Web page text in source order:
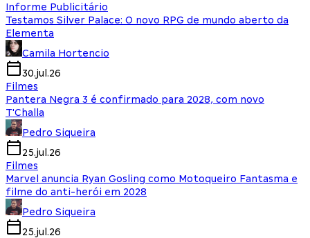
Informe Publicitário
Testamos Silver Palace: O novo RPG de mundo aberto da
Elementa
Camila Hortencio
30.jul.26
Filmes
Pantera Negra 3 é confirmado para 2028, com novo
T'Challa
Pedro Siqueira
25.jul.26
Filmes
Marvel anuncia Ryan Gosling como Motoqueiro Fantasma e
filme do anti-herói em 2028
Pedro Siqueira
25.jul.26